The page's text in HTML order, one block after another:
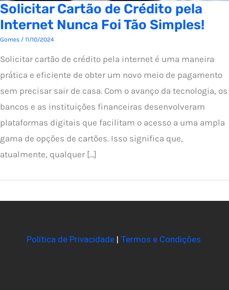
Solicitar Cartão de Crédito pela
Internet Nunca Foi Tão Simples!
Gomes / 11/10/2024
Solicitar cartão de crédito pela internet é uma maneira
prática e eficiente de obter um novo meio de pagamento
sem precisar sair de casa. Com o avanço da tecnologia, os
bancos e as instituições financeiras desenvolveram
plataformas digitais que facilitam o acesso a uma ampla
gama de opções de cartões. Isso significa que,
atualmente, qualquer […]
Política de Privacidade| Termos e Condições